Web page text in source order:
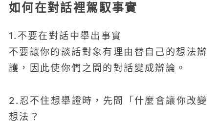
如何在對話裡駕馭事實
1.不要在對話中舉出事實
不要讓你的談話對象有理由替自己的想法辯
護，因此使你們之間的對話變成辯論。
2.忍不住想舉證時，先問「什麼會讓你改變
想法？